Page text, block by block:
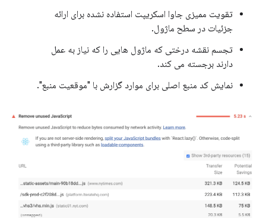
تقویت ممیزی جاوا اسکریپت استفاده نشده برای ارائه
جزئیات در سطح ماژول.
تجسم نقشه درختی که ماژول هایی را که نیاز به عمل
دارند برجسته می کند.
نمایش کد منبع اصلی برای موارد گزارش با "موقعیت منبع".